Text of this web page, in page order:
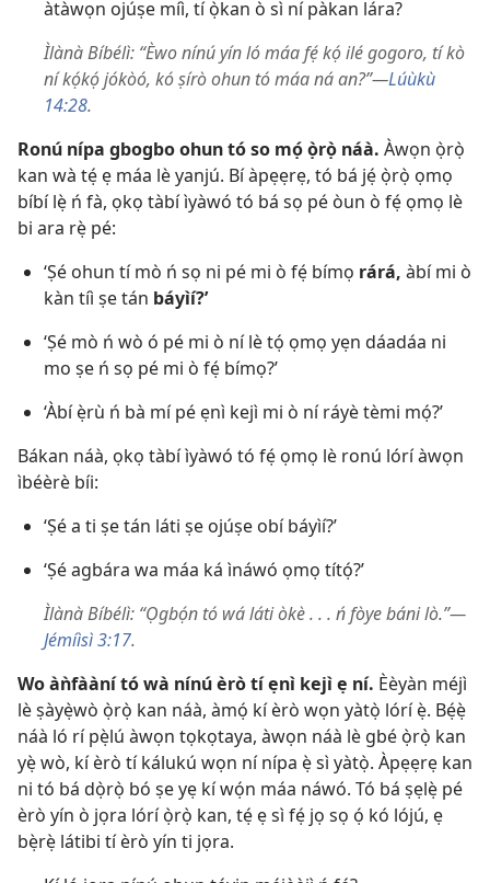
àtàwọn ojúṣe míì, tí ọ̀kan ò sì ní pàkan lára?
Ìlànà Bíbélì: “Èwo nínú yín ló máa fẹ́ kọ́ ilé gogoro, tí kò
ní kọ́kọ́ jókòó, kó ṣírò ohun tó máa ná an?”​—Lúùkù
14:28.
Ronú nípa gbogbo ohun tó so mọ́ ọ̀rọ̀ náà. Àwọn ọ̀rọ̀
kan wà tẹ́ ẹ máa lè yanjú. Bí àpẹẹrẹ, tó bá jẹ́ ọ̀rọ̀ ọmọ
bíbí lẹ̀ ń fà, ọkọ tàbí ìyàwó tó bá sọ pé òun ò fẹ́ ọmọ lè
bi ara rẹ̀ pé:
‘Ṣé ohun tí mò ń sọ ni pé mi ò fẹ́ bímọ rárá, àbí mi ò
kàn tíì ṣe tán báyìí?’
‘Ṣé mò ń wò ó pé mi ò ní lè tọ́ ọmọ yẹn dáadáa ni
mo ṣe ń sọ pé mi ò fẹ́ bímọ?’
‘Àbí ẹ̀rù ń bà mí pé ẹnì kejì mi ò ní ráyè tèmi mọ́?’
Bákan náà, ọkọ tàbí ìyàwó tó fẹ́ ọmọ lè ronú lórí àwọn
ìbéèrè bíi:
‘Ṣé a ti ṣe tán láti ṣe ojúṣe obí báyìí?’
‘Ṣé agbára wa máa ká ìnáwó ọmọ títọ́?’
Ìlànà Bíbélì: “Ọgbọ́n tó wá láti òkè . . . ń fòye báni lò.”​—
Jémíìsì 3:17.
Wo àǹfààní tó wà nínú èrò tí ẹnì kejì ẹ ní. Èèyàn méjì
lè ṣàyẹ̀wò ọ̀rọ̀ kan náà, àmọ́ kí èrò wọn yàtọ̀ lórí ẹ̀. Bẹ́ẹ̀
náà ló rí pẹ̀lú àwọn tọkọtaya, àwọn náà lè gbé ọ̀rọ̀ kan
yẹ̀ wò, kí èrò tí kálukú wọn ní nípa ẹ̀ sì yàtọ̀. Àpẹẹrẹ kan
ni tó bá dọ̀rọ̀ bó ṣe yẹ kí wọ́n máa náwó. Tó bá ṣẹlẹ̀ pé
èrò yín ò jọra lórí ọ̀rọ̀ kan, tẹ́ ẹ sì fẹ́ jọ sọ ọ́ kó lójú, ẹ
bẹ̀rẹ̀ látibi tí èrò yín ti jọra.